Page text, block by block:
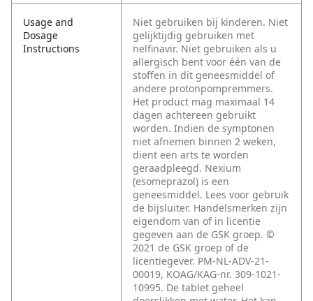
Usage and
Dosage
Instructions
Niet gebruiken bij kinderen. Niet
gelijktijdig gebruiken met
nelfinavir. Niet gebruiken als u
allergisch bent voor één van de
stoffen in dit geneesmiddel of
andere protonpompremmers.
Het product mag maximaal 14
dagen achtereen gebruikt
worden. Indien de symptonen
niet afnemen binnen 2 weken,
dient een arts te worden
geraadpleegd. Nexium
(esomeprazol) is een
geneesmiddel. Lees voor gebruik
de bijsluiter. Handelsmerken zijn
eigendom van of in licentie
gegeven aan de GSK groep. ©
2021 de GSK groep of de
licentiegever. PM-NL-ADV-21-
00019, KOAG/KAG-nr. 309-1021-
10995. De tablet geheel